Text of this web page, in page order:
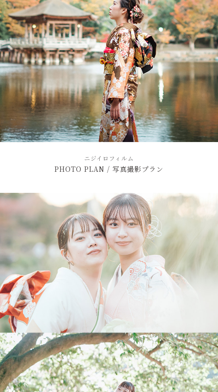
ニジイロフィルム
PHOTO PLAN / 写真撮影プラン